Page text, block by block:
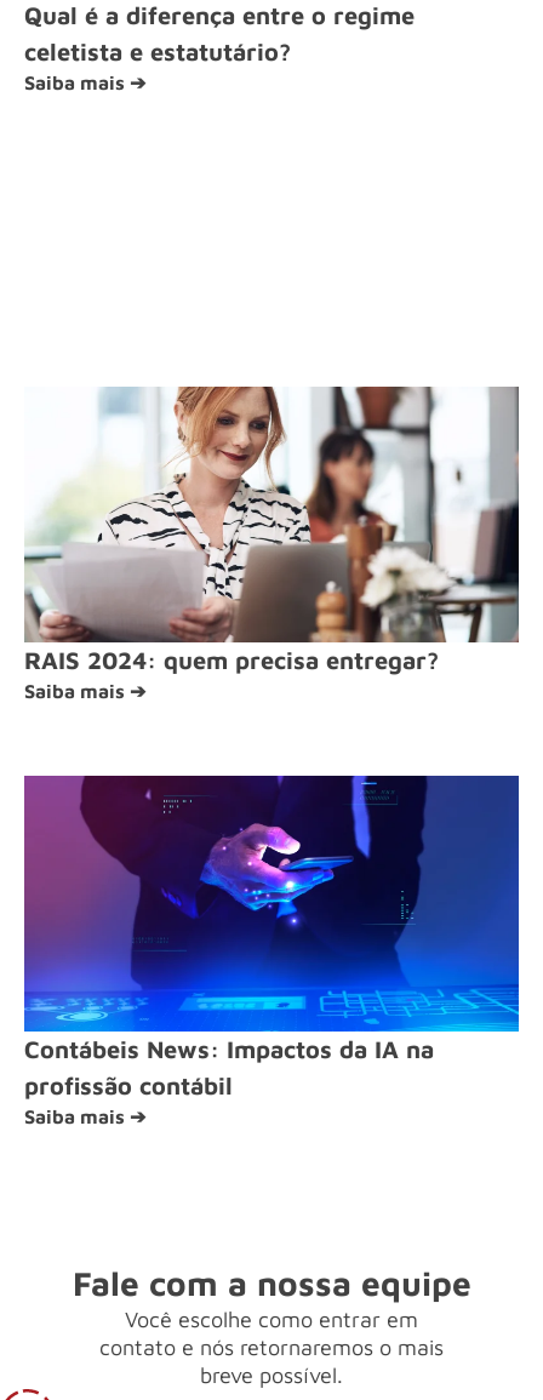
Qual é a diferença entre o regime
celetista e estatutário?
Saiba mais ➔
RAIS 2024: quem precisa entregar?
Saiba mais ➔
Contábeis News: Impactos da IA na
profissão contábil
Saiba mais ➔
Fale com a nossa equipe
Você escolhe como entrar em
contato e nós retornaremos o mais
breve possível.